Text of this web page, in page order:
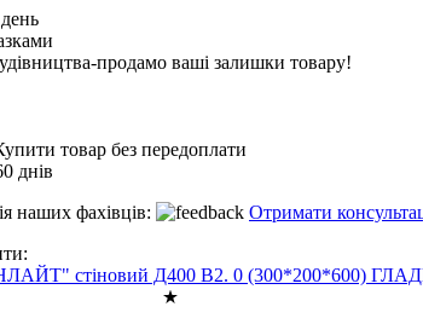
продамо ваші залишки товару!
товар без передоплати
днів
наших фахівців:
Отримати